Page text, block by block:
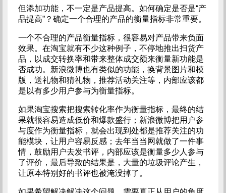
但添加功能，不一定是产品提高。如何确定是否是“产
品提高”？确定一个合理的产品的衡量指标非常重要。
一个不合理的产品衡量指标，很容易对产品带来负面
效果。在淘宝就有不少这种例子，不停地推出扫货产
品，以成交转换率和带来整体成交额来衡量新功能是
否成功。新浪微博也有类似的功能，换背景图片和模
版，送礼物和猜礼物，推荐活动关注等，内部应该都
是以有多少用户参与为衡量指标。
如果淘宝搜索把搜索转化率作为衡量指标，最终的结
果就很容易造成低价和爆款盛行；新浪微博把用户参
与度作为衡量指标，就会出现到处都是推荐关注的功
能模块，让用户容易反感；去年当当网就做了一件事
情，鼓励用户去发书评，内部应该是衡量多少人参与
了评价，最后导致的结果是，大量的垃圾评论产生，
让原本特别好的书评也被淹没掉了。